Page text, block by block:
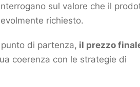
sul valore che il
richiesto.
di partenza, il prezzo
coerenza con le strategie di